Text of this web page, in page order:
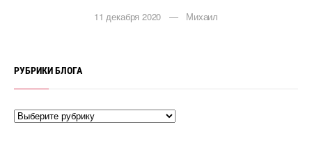
11 декабря 2020 — Михаил
РУБРИКИ БЛОГА